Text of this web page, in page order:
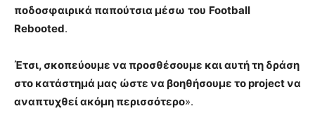
ποδοσφαιρικά παπούτσια μέσω του Football
Rebooted.
Έτσι, σκοπεύουμε να προσθέσουμε και αυτή τη δράση
στο κατάστημά μας ώστε να βοηθήσουμε το project να
αναπτυχθεί ακόμη περισσότερο».